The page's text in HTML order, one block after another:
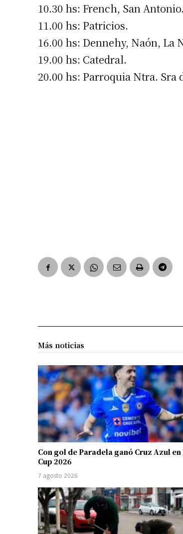
10.30 hs: French, San Antonio.
11.00 hs: Patricios.
16.00 hs: Dennehy, Naón, La
19.00 hs: Catedral.
20.00 hs: Parroquia Ntra. Sra
Más noticias
Con gol de Paradela ganó Cruz Azul
Cup 2026
7 agosto 2026